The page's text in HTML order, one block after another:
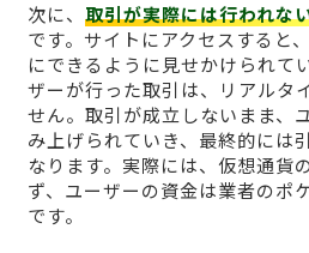
次に、 取引が実際には行われな
です。サイトにアクセスすると
にできるように見せかけられて
ザーが行った取引は、リアルタ
せん。取引が成立しないまま、
み上げられていき、最終的には
なります。実際には、仮想通貨
ず、ユーザーの資金は業者のポ
です。